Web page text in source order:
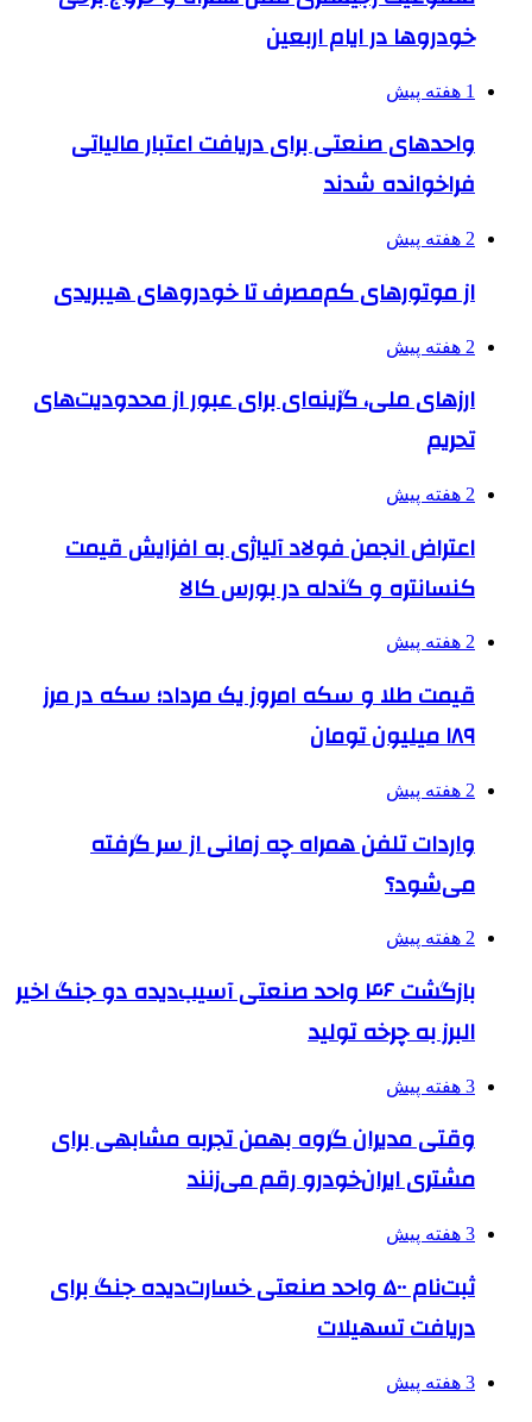
خودروها در ایام اربعین
1 هفته پیش
واحدهای صنعتی برای دریافت اعتبار مالیاتی
فراخوانده شدند
2 هفته پیش
از موتورهای کم‌مصرف تا خودروهای هیبریدی
2 هفته پیش
ارزهای ملی، گزینه‌ای برای عبور از محدودیت‌های
تحریم
2 هفته پیش
اعتراض انجمن فولاد آلیاژی به افزایش قیمت
کنسانتره و گندله در بورس کالا
2 هفته پیش
قیمت طلا و سکه امروز یک مرداد؛ سکه در مرز
۱۸۹ میلیون تومان
2 هفته پیش
واردات تلفن همراه چه زمانی از سر گرفته
می‌شود؟
2 هفته پیش
بازگشت ۴۶ واحد صنعتی آسیب‌دیده دو جنگ اخیر
البرز به چرخه تولید
3 هفته پیش
وقتی مدیران گروه بهمن تجربه مشابهی برای
مشتری ایران‌خودرو رقم می‌زنند
3 هفته پیش
ثبت‌نام ۵۰۰ واحد صنعتی خسارت‌دیده جنگ برای
دریافت تسهیلات
3 هفته پیش